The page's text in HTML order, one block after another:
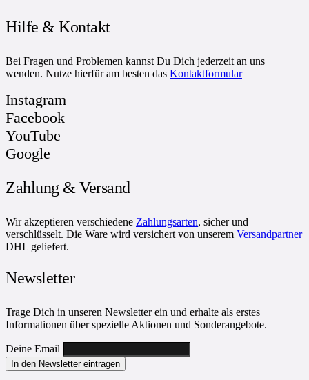
Hilfe & Kontakt
Bei Fragen und Problemen kannst Du Dich jederzeit an uns
wenden. Nutze hierfür am besten das Kontaktformular
Instagram
Facebook
YouTube
Google
Zahlung & Versand
Wir akzeptieren verschiedene Zahlungsarten, sicher und
verschlüsselt. Die Ware wird versichert von unserem Versandpartner
DHL geliefert.
Newsletter
Trage Dich in unseren Newsletter ein und erhalte als erstes
Informationen über spezielle Aktionen und Sonderangebote.
Deine Email